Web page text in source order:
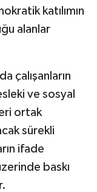
katılımın
alanlar
çalışanların
ve sosyal
ortak
sürekli
ifade
baskı